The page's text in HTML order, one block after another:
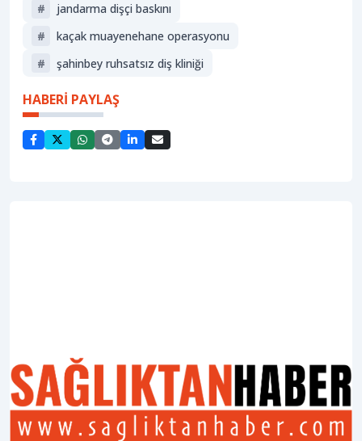
#
jandarma dişçi baskını
#
kaçak muayenehane operasyonu
#
şahinbey ruhsatsız diş kliniği
HABERİ PAYLAŞ